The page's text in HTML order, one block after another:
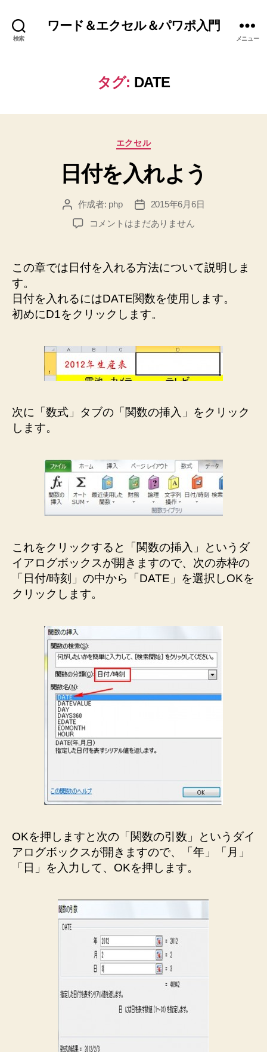
検索
ワード＆エクセル＆パワポ入門
メニュー
タグ: DATE
カ
ゴ
リ
エクセル
日付を入れよう
投
稿
者
作成者: php
投
稿
日
2015年6月6日
日
入
れ
う
へ
コメントはまだありません
この章では日付を入れる方法について説明しま
す。
日付を入れるにはDATE関数を使用します。
初めにD1をクリックします。
次に「数式」タブの「関数の挿入」をクリック
します。
これをクリックすると「関数の挿入」というダ
イアログボックスが開きますので、次の赤枠の
「日付/時刻」の中から「DATE」を選択しOKを
クリックします。
OKを押しますと次の「関数の引数」というダイ
アログボックスが開きますので、「年」「月」
「日」を入力して、OKを押します。